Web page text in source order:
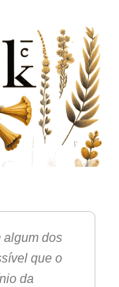
algum dos
que o
da